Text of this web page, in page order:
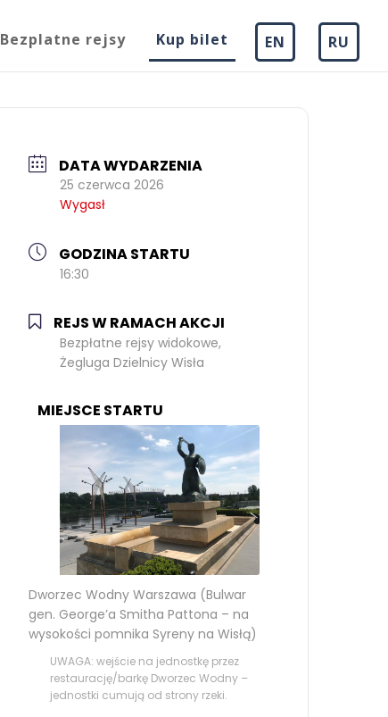
EN RU
Bezplatne rejsy Kup bilet
DATA WYDARZENIA
25 czerwca 2026
Wygasł
GODZINA STARTU
16:30
REJS W RAMACH AKCJI
Bezpłatne rejsy widokowe,
Żegluga Dzielnicy Wisła
MIEJSCE STARTU
Dworzec Wodny Warszawa (Bulwar
gen. George’a Smitha Pattona – na
wysokości pomnika Syreny na Wisłą)
UWAGA: wejście na jednostkę przez
restaurację/barkę Dworzec Wodny –
jednostki cumują od strony rzeki.